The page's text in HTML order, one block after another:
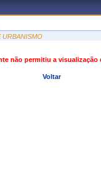
URBANISMO
não permitiu a visualização
Voltar